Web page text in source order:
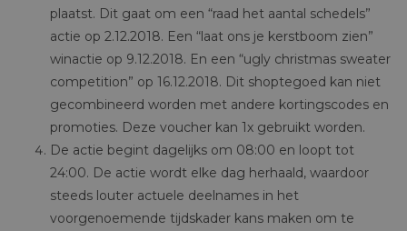
plaatst. Dit gaat om een “raad het aantal schedels”
actie op 2.12.2018. Een “laat ons je kerstboom zien”
winactie op 9.12.2018. En een “ugly christmas sweater
competition” op 16.12.2018. Dit shoptegoed kan niet
gecombineerd worden met andere kortingscodes en
promoties. Deze voucher kan 1x gebruikt worden.
De actie begint dagelijks om 08:00 en loopt tot
24:00. De actie wordt elke dag herhaald, waardoor
steeds louter actuele deelnames in het
voorgenoemende tijdskader kans maken om te